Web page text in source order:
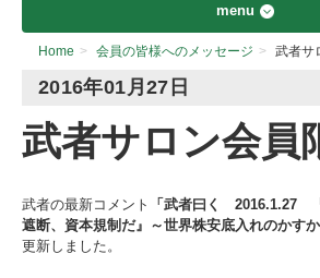
menu
Home > 会員の皆様へのメッセージ > 武者サ
2016年01月27日
武者サロン会員
武者の最新コメント
「武者曰く 2016.1.27
遮断、資本規制だ』～世界株安底入れのかす
更新しました。